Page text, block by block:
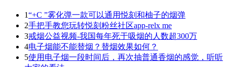
1“+C ”雾化弹一款可以通用悦刻和柚子的烟弹
2手把手教您玩转悦刻粉丝社区app-relx me
3戒烟公益视频-我国每年死于吸烟的人数超300万
4电子烟能不能替烟？替烟效果如何？
5使用电子烟一段时间后，再次抽普通香烟的感觉，听听